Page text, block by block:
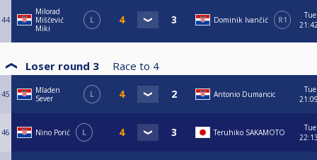
44
Milorad
Miščević
Miki
L Dominik Ivančić R1
Tue
Loser round 3 Race to 4
45
Mladen
Sever
L Antonio Dumancic
Tue
46 Nino Porić L Teruhiko SAKAMOTO
Tue